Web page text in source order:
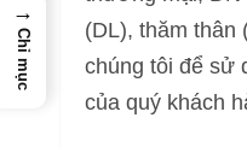
(DL), thăm
chúng tôi để sử
của quý khách
→
Chỉ mục